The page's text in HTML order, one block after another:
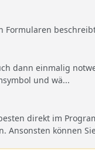
Formularen
dann einmalig
und wä...
direkt im
können